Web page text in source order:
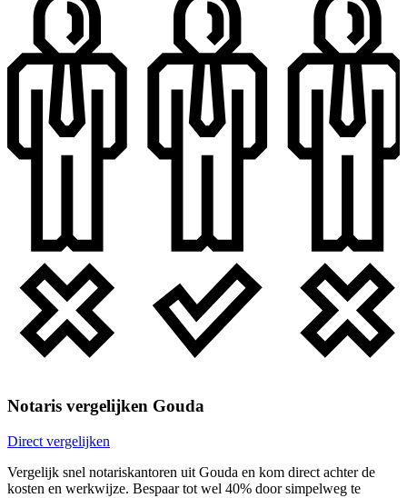
Notaris vergelijken Gouda
Direct vergelijken
Vergelijk snel notariskantoren uit Gouda en kom direct achter de
kosten en werkwijze. Bespaar tot wel 40% door simpelweg te